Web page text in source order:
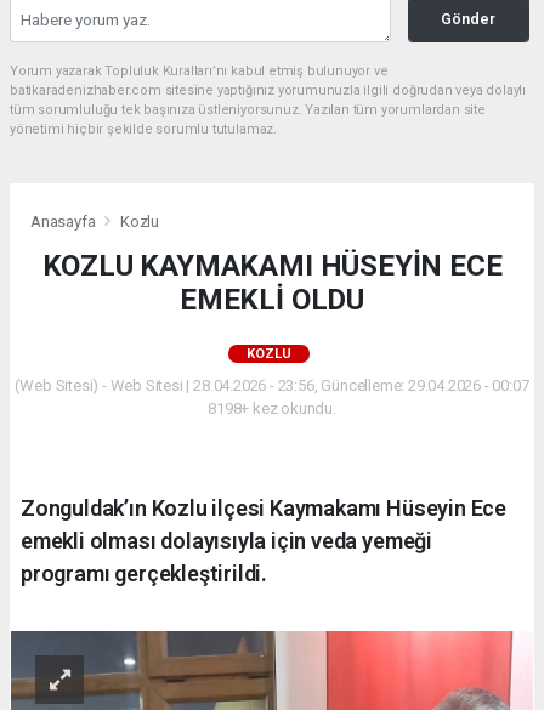
Gönder
Yorum yazarak Topluluk Kuralları’nı kabul etmiş bulunuyor ve
batikaradenizhaber.com sitesine yaptığınız yorumunuzla ilgili doğrudan veya dolaylı
tüm sorumluluğu tek başınıza üstleniyorsunuz. Yazılan tüm yorumlardan site
yönetimi hiçbir şekilde sorumlu tutulamaz.
Anasayfa Kozlu
KOZLU KAYMAKAMI HÜSEYİN ECE
EMEKLİ OLDU
KOZLU
(Web Sitesi) - Web Sitesi | 28.04.2026 - 23:56, Güncelleme: 29.04.2026 - 00:07
8198+ kez okundu.
Zonguldak’ın Kozlu ilçesi Kaymakamı Hüseyin Ece
emekli olması dolayısıyla için veda yemeği
programı gerçekleştirildi.